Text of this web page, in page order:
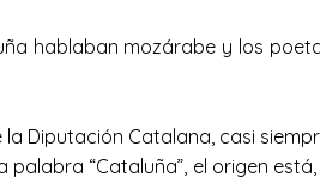
hablaban mozárabe y los
Diputación Catalana, casi
“Cataluña”, el origen